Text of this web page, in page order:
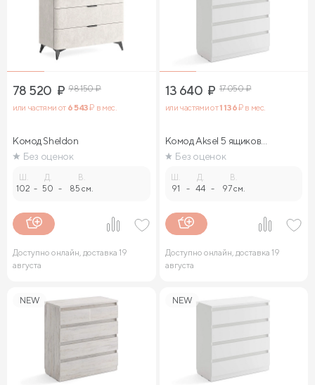
78 520 ₽ 98 150₽
или частями от 6 543₽ в мес.
Комод Sheldon
Без оценок
Ш.
102 -
Д.
50 -
В.
85 см.
Доступно онлайн, доставка 19
августа
13 640 ₽ 17 050₽
или частями от1 136₽ в мес.
Комод Aksel 5 ящиков
(белый)
Без оценок
Ш.
91 -
Д.
44 -
В.
97 см.
Доступно онлайн, доставка 19
августа
NEW NEW